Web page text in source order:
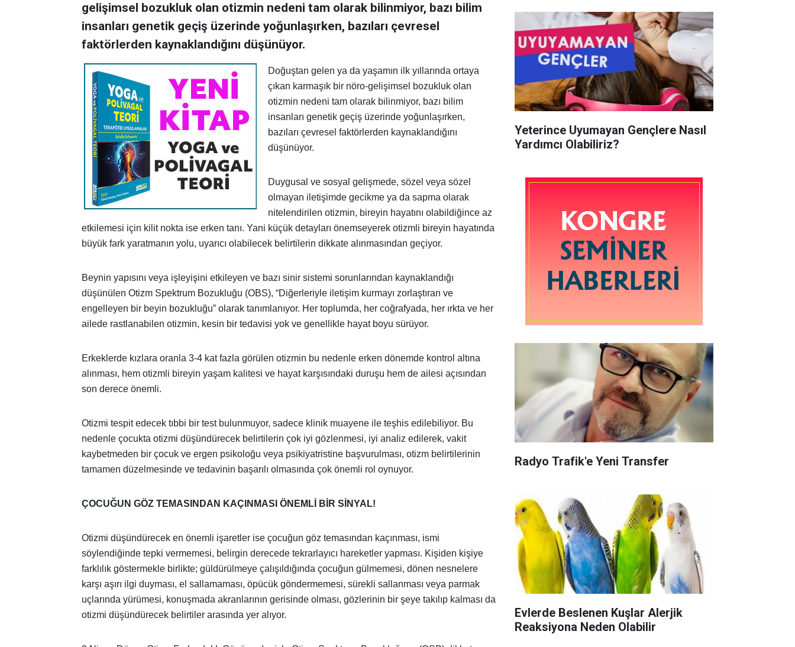
gelişimsel bozukluk olan otizmin nedeni tam olarak bilinmiyor, bazı bilim
insanları genetik geçiş üzerinde yoğunlaşırken, bazıları çevresel
faktörlerden kaynaklandığını düşünüyor.
Doğuştan gelen ya da yaşamın ilk yıllarında ortaya
çıkan karmaşık bir nöro-gelişimsel bozukluk olan
otizmin nedeni tam olarak bilinmiyor, bazı bilim
insanları genetik geçiş üzerinde yoğunlaşırken,
bazıları çevresel faktörlerden kaynaklandığını
düşünüyor.
Duygusal ve sosyal gelişmede, sözel veya sözel
olmayan iletişimde gecikme ya da sapma olarak
nitelendirilen otizmin, bireyin hayatını olabildiğince az
etkilemesi için kilit nokta ise erken tanı. Yani küçük detayları önemseyerek otizmli bireyin hayatında
büyük fark yaratmanın yolu, uyarıcı olabilecek belirtilerin dikkate alınmasından geçiyor.
Beynin yapısını veya işleyişini etkileyen ve bazı sinir sistemi sorunlarından kaynaklandığı
düşünülen Otizm Spektrum Bozukluğu (OBS), “Diğerleriyle iletişim kurmayı zorlaştıran ve
engelleyen bir beyin bozukluğu” olarak tanımlanıyor. Her toplumda, her coğrafyada, her ırkta ve her
ailede rastlanabilen otizmin, kesin bir tedavisi yok ve genellikle hayat boyu sürüyor.
Erkeklerde kızlara oranla 3-4 kat fazla görülen otizmin bu nedenle erken dönemde kontrol altına
alınması, hem otizmli bireyin yaşam kalitesi ve hayat karşısındaki duruşu hem de ailesi açısından
son derece önemli.
Otizmi tespit edecek tıbbi bir test bulunmuyor, sadece klinik muayene ile teşhis edilebiliyor. Bu
nedenle çocukta otizmi düşündürecek belirtilerin çok iyi gözlenmesi, iyi analiz edilerek, vakit
kaybetmeden bir çocuk ve ergen psikoloğu veya psikiyatristine başvurulması, otizm belirtilerinin
tamamen düzelmesinde ve tedavinin başarılı olmasında çok önemli rol oynuyor.
ÇOCUĞUN GÖZ TEMASINDAN KAÇINMASI ÖNEMLİ BİR SİNYAL!
Otizmi düşündürecek en önemli işaretler ise çocuğun göz temasından kaçınması, ismi
söylendiğinde tepki vermemesi, belirgin derecede tekrarlayıcı hareketler yapması. Kişiden kişiye
farklılık göstermekle birlikte; güldürülmeye çalışıldığında çocuğun gülmemesi, dönen nesnelere
karşı aşırı ilgi duyması, el sallamaması, öpücük göndermemesi, sürekli sallanması veya parmak
uçlarında yürümesi, konuşmada akranlarının gerisinde olması, gözlerinin bir şeye takılıp kalması da
otizmi düşündürecek belirtiler arasında yer alıyor.
Yeterince Uyumayan Gençlere Nasıl
Yardımcı Olabiliriz?
Radyo Trafik'e Yeni Transfer
Evlerde Beslenen Kuşlar Alerjik
Reaksiyona Neden Olabilir